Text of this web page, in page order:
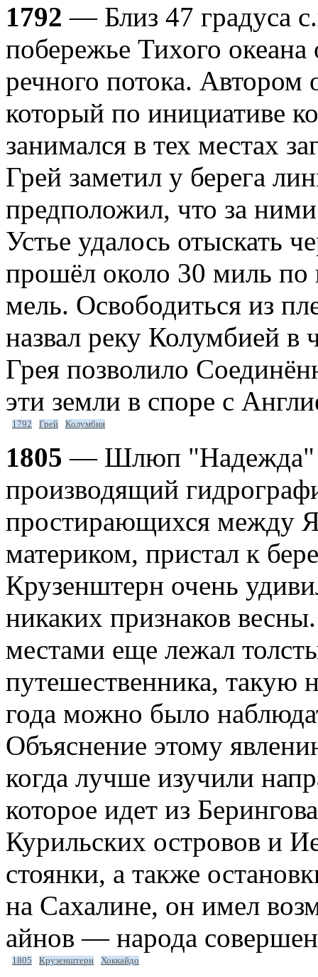
1792 — Близ 47 градуса
побережье Тихого
речного потока. Автором
который по инициативе
занимался в тех местах
Грей заметил у берега
предположил, что за
Устье удалось отыскать
прошёл около 30 миль по
мель. Освободиться из
назвал реку Колумбией в
Грея позволило
эти земли в споре с
1792 Грей Колумбия
1805 — Шлюп "Надежда"
производящий
простирающихся между
материком, пристал к
Крузенштерн очень
никаких признаков
местами еще лежал
путешественника, такую
года можно было
Объяснение этому
когда лучше изучили
которое идет из
Курильских островов и
стоянки, а также
на Сахалине, он имел
айнов — народа
1805 Крузенштерн Хоккайдо